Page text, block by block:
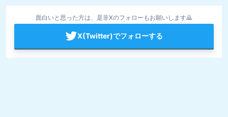
面白いと思った方は、是非Xのフォローもお願いします🙇
X(Twitter)でフォローする